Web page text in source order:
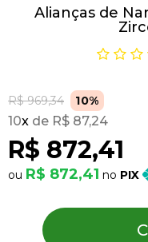
Alianças de
R$ 969,34 10%
R$ 872,41
10x R$ 87,24
R$ 872,41 PIX
Pulseiras
Piercing